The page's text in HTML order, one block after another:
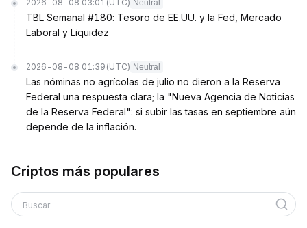
2026-08-08 03:01 (UTC) Neutral
TBL Semanal #180: Tesoro de EE.UU. y la Fed, Mercado
Laboral y Liquidez
2026-08-08 01:39 (UTC) Neutral
Las nóminas no agrícolas de julio no dieron a la Reserva
Federal una respuesta clara; la "Nueva Agencia de Noticias
de la Reserva Federal": si subir las tasas en septiembre aún
depende de la inflación.
Criptos más populares
Buscar